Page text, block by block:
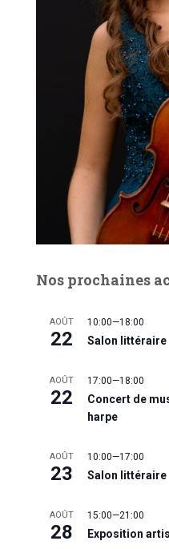
Nos prochaines
AOÛT
22
10:00—18:00
Salon littéraire
AOÛT
22
17:00—18:00
Concert de
harpe
AOÛT
23
10:00—17:00
Salon littéraire
AOÛT
28
15:00—21:00
Exposition